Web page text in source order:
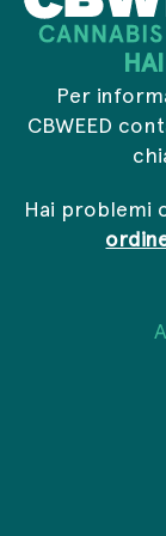
c
Per
CBWEED
Hai problemi